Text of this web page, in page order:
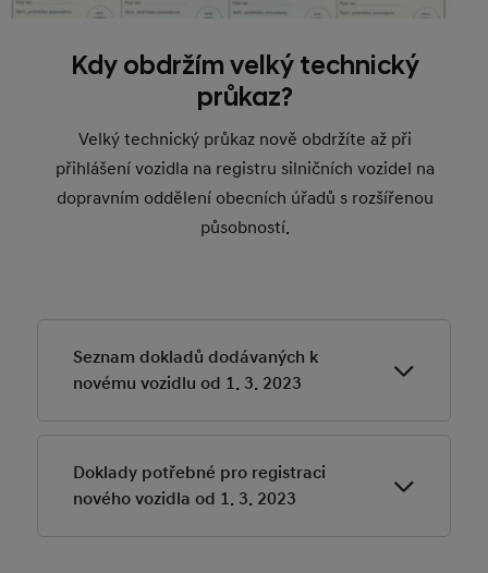
Kdy obdržím velký technický
průkaz?
Velký technický průkaz nově obdržíte až při
přihlášení vozidla na registru silničních vozidel na
dopravním oddělení obecních úřadů s rozšířenou
působností.
Seznam dokladů dodávaných k
novému vozidlu od 1. 3. 2023
COC list (Certificate of conformity - Osvědčení o
shodě)
Doklady potřebné pro registraci
nového vozidla od 1. 3. 2023